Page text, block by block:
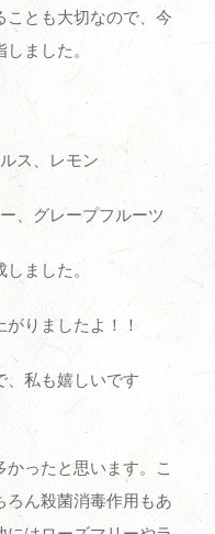
ことも大切なので、今
ました。
ス、レモン
、グレープフルーツ
ました。
りましたよ！！
、私も嬉しいです
ったと思います。こ
ろん殺菌消毒作用もあ